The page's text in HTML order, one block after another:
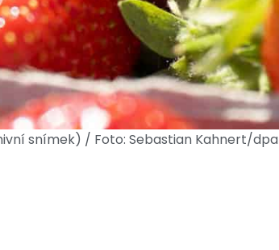
snímek) / Foto: Sebastian Kahnert/dpa